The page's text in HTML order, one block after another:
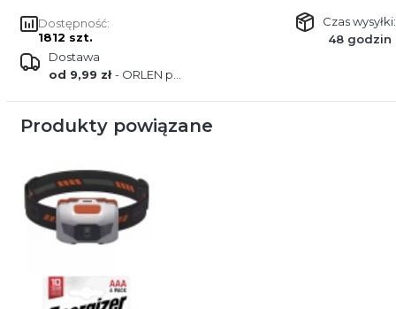
Dostępność:
1812 szt.
Czas wysyłki:
48 godzin
Dostawa
od 9,99 zł- ORLEN paczka
Produkty powiązane